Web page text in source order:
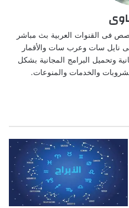
فى القنوات العربية بث مباشر
نايل سات وعرب سات والأقمار
وتحميل البرامج المجانية بشكل
والخدمات والمنوعات.